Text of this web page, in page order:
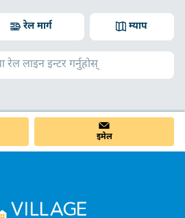
म्याप
रेल मार्ग
इमेल